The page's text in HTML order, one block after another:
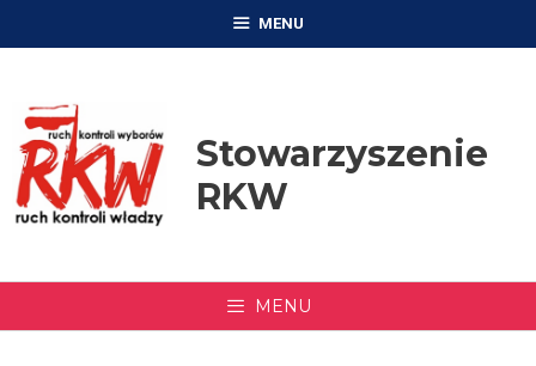
MENU
Stowarzyszenie
RKW
MENU